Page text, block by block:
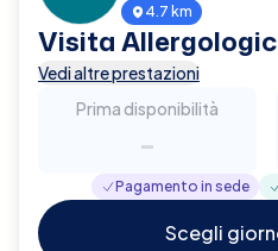
4.7 km
Visita
Vedi altre prestazioni
Prima disponibilità
-
Pagamento in sede
Scegli